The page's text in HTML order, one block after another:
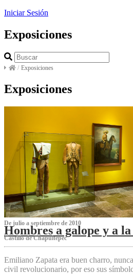
Iniciar Sesión
Exposiciones
/ Exposiciones
Exposiciones
De julio a septiembre de 2010
Hombres a galope y a
Castillo de Chapultepec
Emiliano Zapata era buen charro,
civil revolucionario, por eso sus